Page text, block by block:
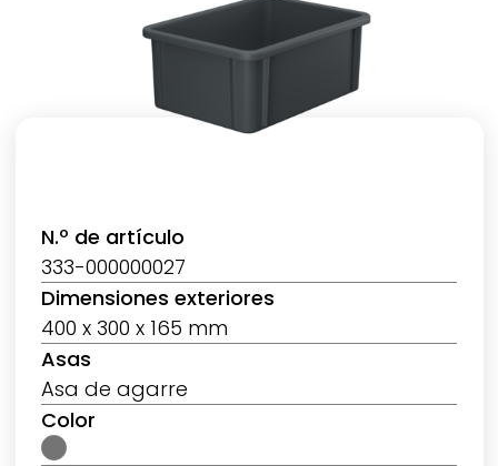
N.º de artículo
333-000000027
Dimensiones exteriores
400 x 300 x 165 mm
Asas
Asa de agarre
Color